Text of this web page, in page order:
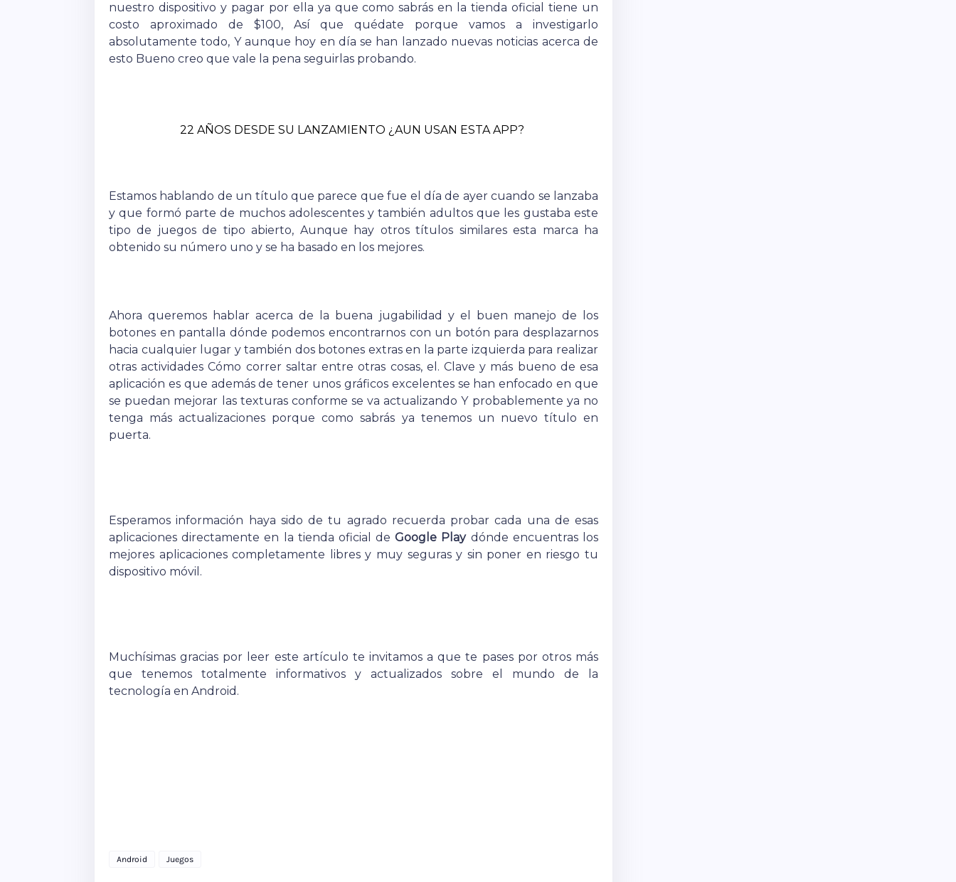
nuestro dispositivo y pagar por ella ya que como sabrás en la tienda oficial tiene un
costo aproximado de $100, Así que quédate porque vamos a investigarlo
absolutamente todo, Y aunque hoy en día se han lanzado nuevas noticias acerca de
esto Bueno creo que vale la pena seguirlas probando.
22 AÑOS DESDE SU LANZAMIENTO ¿AUN USAN ESTA APP?
Estamos hablando de un título que parece que fue el día de ayer cuando se lanzaba
y que formó parte de muchos adolescentes y también adultos que les gustaba este
tipo de juegos de tipo abierto, Aunque hay otros títulos similares esta marca ha
obtenido su número uno y se ha basado en los mejores.
Ahora queremos hablar acerca de la buena jugabilidad y el buen manejo de los
botones en pantalla dónde podemos encontrarnos con un botón para desplazarnos
hacia cualquier lugar y también dos botones extras en la parte izquierda para realizar
otras actividades Cómo correr saltar entre otras cosas, el. Clave y más bueno de esa
aplicación es que además de tener unos gráficos excelentes se han enfocado en que
se puedan mejorar las texturas conforme se va actualizando Y probablemente ya no
tenga más actualizaciones porque como sabrás ya tenemos un nuevo título en
puerta.
Esperamos información haya sido de tu agrado recuerda probar cada una de esas
aplicaciones directamente en la tienda oficial deGoogle Playdónde encuentras los
mejores aplicaciones completamente libres y muy seguras y sin poner en riesgo tu
dispositivo móvil.
Muchísimas gracias por leer este artículo te invitamos a que te pases por otros más
que tenemos totalmente informativos y actualizados sobre el mundo de la
tecnología en Android.
Android Juegos